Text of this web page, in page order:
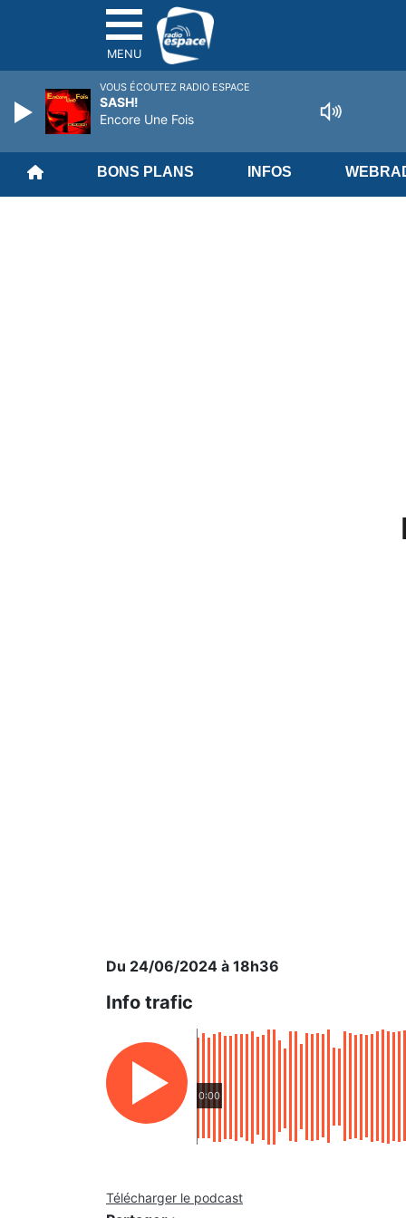
MENU
BONS PLANS INFOS
Du 24/06/2024 à 18h36
Info trafic
0:00
Télécharger le podcast
VOUS ÉCOUTEZ RADIO ESPACE
SASH!
Encore Une Fois